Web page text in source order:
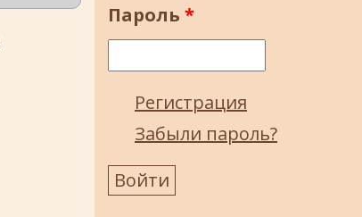
Пароль *
Регистрация
Забыли пароль?